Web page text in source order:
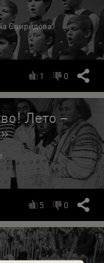
Свиридова.
1 0
Лето –
5 0